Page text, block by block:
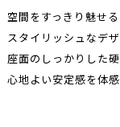
空間をすっきり魅せる
スタイリッシュなデ
座面のしっかりした硬
心地よい安定感を体感